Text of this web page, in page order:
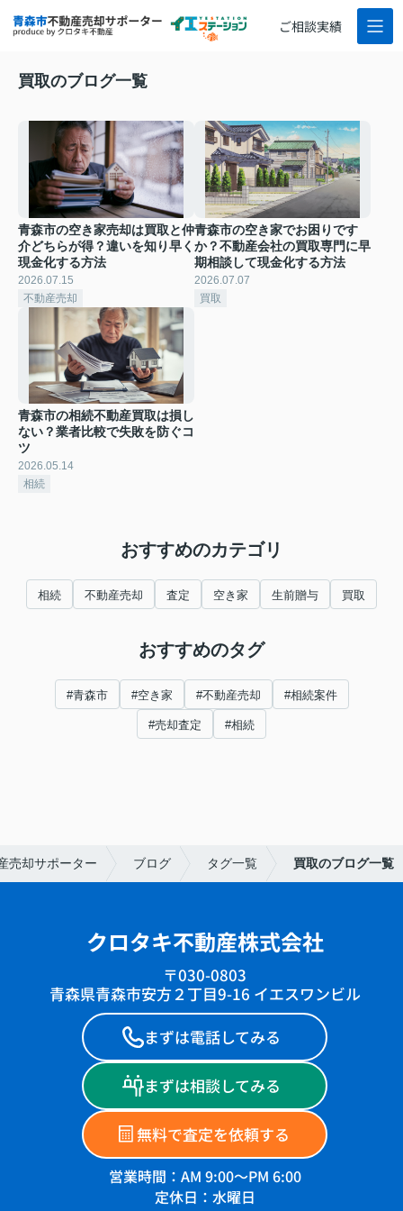
ご相談実績
買取のブログ一覧
青森市の空き家売却は買取と仲
介どちらが得？違いを知り早く
現金化する方法
2026.07.15
不動産売却
青森市の空き家でお困りです
か？不動産会社の買取専門に早
期相談して現金化する方法
2026.07.07
買取
青森市の相続不動産買取は損し
ない？業者比較で失敗を防ぐコ
ツ
2026.05.14
相続
おすすめのカテゴリ
相続 不動産売却 査定 空き家 生前贈与 買取
おすすめのタグ
#青森市 #空き家 #不動産売却 #相続案件
#売却査定 #相続
売却サポーター ブログ タグ一覧 買取のブログ一覧
クロタキ不動産株式会社
〒030-0803
青森県青森市安方２丁目9-16 イエスワンビル
まずは電話してみる
まずは相談してみる
無料で査定を依頼する
営業時間：AM 9:00～PM 6:00
定休日：水曜日